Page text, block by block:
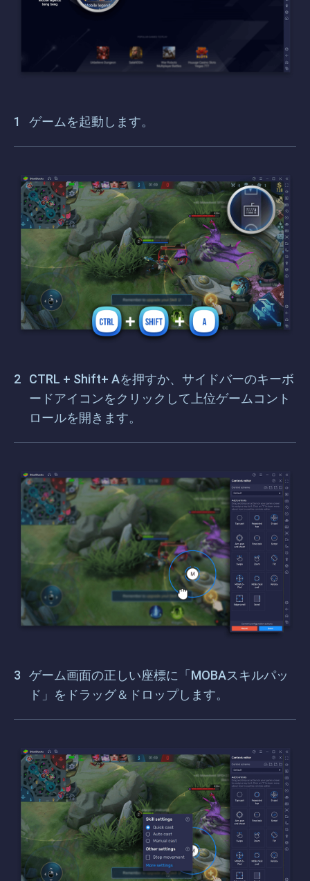
ゲームを起動します。
CTRL + Shift+ Aを押すか、サイドバーのキーボ
ードアイコンをクリックして上位ゲームコント
ロールを開きます。
ゲーム画面の正しい座標に「MOBAスキルパッ
ド」をドラッグ＆ドロップします。